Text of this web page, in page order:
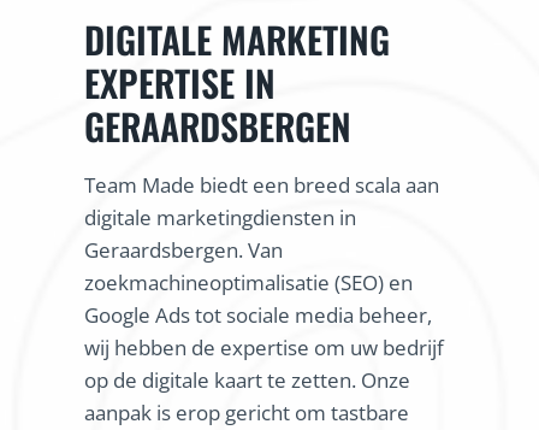
DIGITALE MARKETING
EXPERTISE IN
GERAARDSBERGEN
Team Made biedt een breed scala aan
digitale marketingdiensten in
Geraardsbergen. Van
zoekmachineoptimalisatie (SEO) en
Google Ads tot sociale media beheer,
wij hebben de expertise om uw bedrijf
op de digitale kaart te zetten. Onze
aanpak is erop gericht om tastbare